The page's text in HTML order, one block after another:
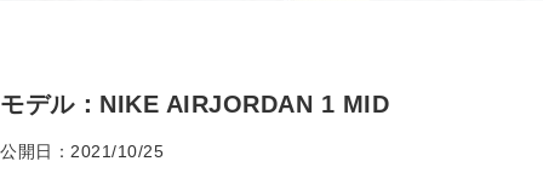
モデル：NIKE AIRJORDAN 1 MID
公開日：2021/10/25